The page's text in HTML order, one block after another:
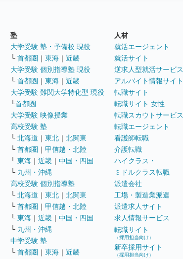
塾
大学受験 塾・予備校 現役
└ 首都圏 ｜ 東海 ｜ 近畿
大学受験 個別指導塾 現役
└ 首都圏 ｜ 東海 ｜ 近畿
大学受験 難関大学特化型 現役
└首都圏
大学受験 映像授業
高校受験 塾
└ 北海道 ｜ 東北 ｜ 北関東
└ 首都圏 ｜ 甲信越・北陸
└ 東海 ｜ 近畿 ｜ 中国・四国
└ 九州・沖縄
高校受験 個別指導塾
└ 北海道 ｜ 東北 ｜ 北関東
└ 首都圏 ｜ 甲信越・北陸
└ 東海 ｜ 近畿 ｜ 中国・四国
└ 九州・沖縄
中学受験 塾
└ 首都圏 ｜ 東海 ｜ 近畿
人材
就活エージェント
就活サイト
逆求人型就活サービス
アルバイト情報サイト
転職サイト
転職サイト 女性
転職スカウトサービス
転職エージェント
看護師転職
介護転職
ハイクラス・
ミドルクラス転職
派遣会社
工場・製造業派遣
派遣求人サイト
求人情報サービス
転職サイト
（採用担当向け）
新卒採用サイト
（採用担当向け）